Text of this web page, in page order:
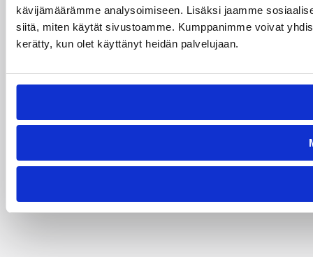
kävijämäärämme analysoimiseen. Lisäksi jaamme
siitä, miten käytät sivustoamme. Kumppanimme voivat
kerätty, kun olet käyttänyt heidän palvelujaan.